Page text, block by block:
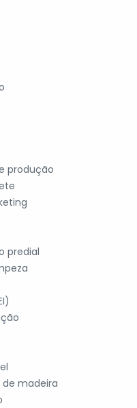
produção
predial
madeira